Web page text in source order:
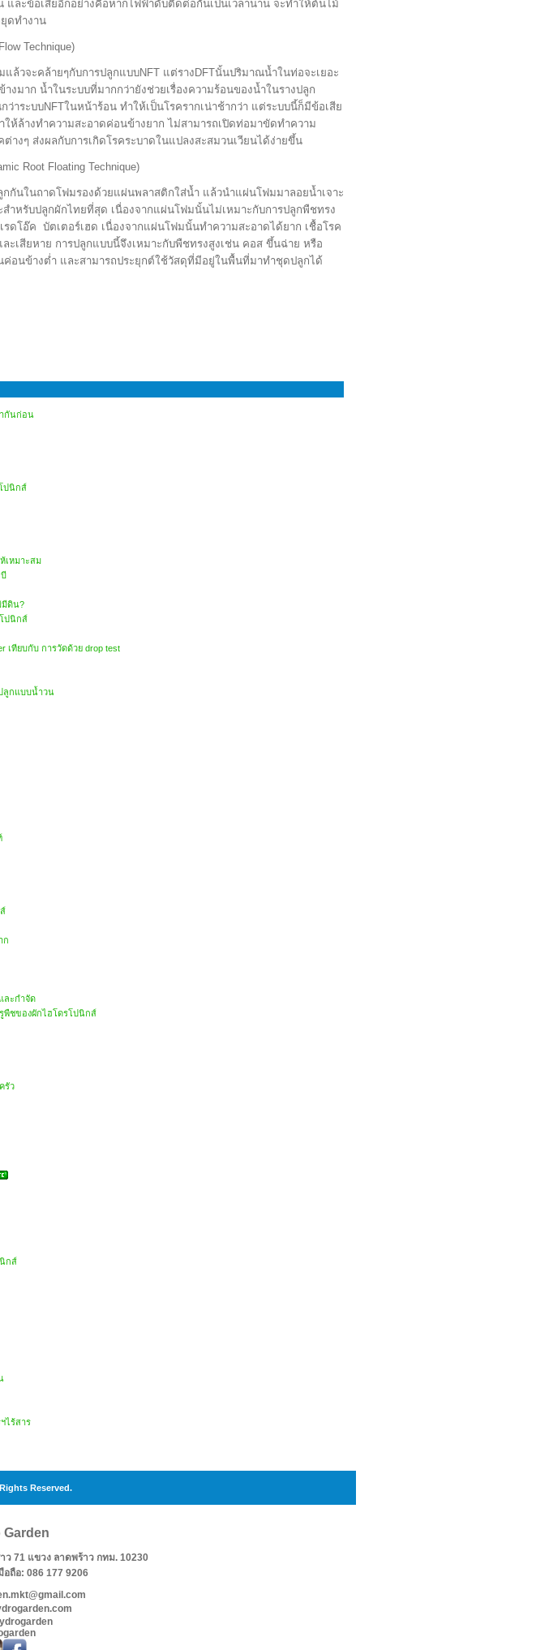
และข้อเสียอีกอย่างคือหากไฟฟ้าดับติดต่อกันเป็นเวลานาน จะทำให้ต้นไม้
ดทำงาน
Technique)
ล้วจะคล้ายๆกับการปลูกแบบNFT แต่รางDFTนั้นปริมาณน้ำในท่อจะเยอะ
งมาก น้ำในระบบที่มากกว่ายังช่วยเรื่องความร้อนของน้ำในรางปลูก
ว่าระบบNFTในหน้าร้อน ทำให้เป็นโรครากเน่าช้ากว่า แต่ระบบนี้ก็มีข้อเสีย
ให้ล้างทำความสะอาดค่อนข้างยาก ไม่สามารถเปิดท่อมาขัดทำความ
างๆ ส่งผลกับการเกิดโรคระบาดในแปลงสะสมวนเวียนได้ง่ายขึ้น
Root Floating Technique)
กันในถาดโฟมรองด้วยแผ่นพลาสติกใส่น้ำ แล้วนำแผ่นโฟมมาลอยน้ำเจาะ
ำหรับปลูกผักไทยที่สุด เนื่องจากแผ่นโฟมนั้นไม่เหมาะกับการปลูกพืชทรง
ดโอ๊ค บัตเตอร์เฮด เนื่องจากแผ่นโฟมนั้นทำความสะอาดได้ยาก เชื้อโรค
เสียหาย การปลูกแบบนี้จึงเหมาะกับพืชทรงสูงเช่น คอส ขึ้นฉ่าย หรือ
ค่อนข้างต่ำ และสามารถประยุกต์ใช้วัสดุที่มีอยู่ในพื้นที่มาทำชุดปลูกได้
กันก่อน
ปนิกส์
เหมาะสม
บี
มีดิน?
ปนิกส์
เทียบกับ การวัดด้วย drop test
ลูกแบบน้ำวน
ก
ละกำจัด
พืชของผักไฮโดรโปนิกส์
รัว
กส์
ไร้สาร
Reserved.
Garden
71 แขวง ลาดพร้าว กทม. 10230
อถือ: 086 177 9206